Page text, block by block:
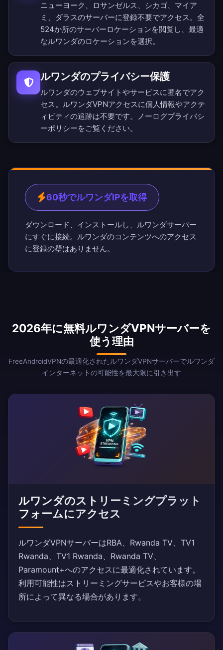
ニューヨーク、ロサンゼルス、シカゴ、マイア
ミ、ダラスのサーバーに登録不要でアクセス。 全
524か所のサーバーロケーションを閲覧し、最適
なルワンダのロケーションを選択。
ルワンダのプライバシー保護
ルワンダのウェブサイトやサービスに匿名でアク
セス。ルワンダVPNアクセスに個人情報やアクテ
ィビティの追跡は不要です。
ノーログプライバシ
ーポリシーをご覧ください。
60秒でルワンダIPを取得
ダウンロード、インストールし、ルワンダサーバー
にすぐに接続。ルワンダのコンテンツへのアクセス
に登録の壁はありません。
2026年に無料ルワンダVPNサーバーを
使う理由
FreeAndroidVPNの最適化されたルワンダVPNサーバーでルワンダ
インターネットの可能性を最大限に引き出す
ルワンダのストリーミングプラット
フォームにアクセス
ルワンダVPNサーバーはRBA、Rwanda TV、TV1
Rwanda、TV1 Rwanda、Rwanda TV、
Paramount+へのアクセスに最適化されています。
利用可能性はストリーミングサービスやお客様の場
所によって異なる場合があります。